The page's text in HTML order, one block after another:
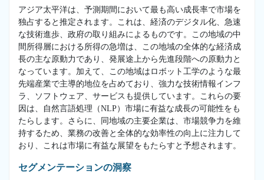
アジア太平洋は、予測期間において最も高い成長率で市場を
独占すると推定されます。これは、経済のデジタル化、急速
な技術進歩、政府の取り組みによるものです。この地域の中
間所得層における所得の急増は、この地域の全体的な経済成
長の主な原動力であり、発展途上から先進段階への原動力と
なっています。加えて、この地域はロボット工学のような最
先端産業で主導的地位を占めており、強力な技術情報インフ
ラ、ソフトウェア、サービスも提供しています。これらの要
因は、自然言語処理（NLP）市場に有益な成長の可能性をも
たらします。さらに、同地域の主要企業は、市場競争力を維
持するため、業務の改善と全体的な効率性の向上に注力して
おり、これは市場に有益な展望をもたらすと予想されます。
セグメンテーションの洞察